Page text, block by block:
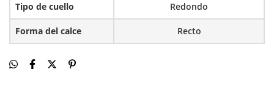
Tipo de cuello Redondo
Forma del calce Recto